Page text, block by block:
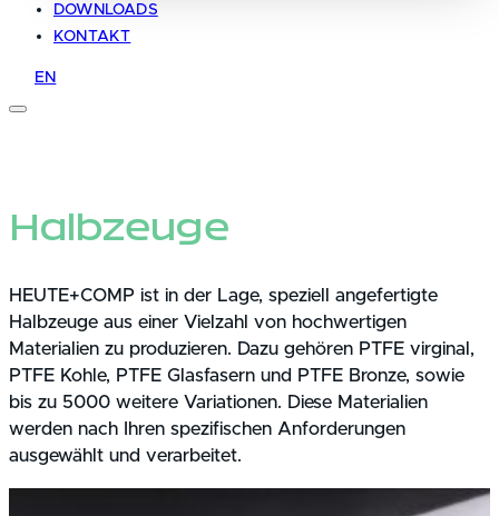
DOWNLOADS
KONTAKT
EN
Halbzeuge
HEUTE+COMP ist in der Lage, speziell angefertigte
Halbzeuge aus einer Vielzahl von hochwertigen
Materialien zu produzieren. Dazu gehören PTFE virginal,
PTFE Kohle, PTFE Glasfasern und PTFE Bronze, sowie
bis zu 5000 weitere Variationen. Diese Materialien
werden nach Ihren spezifischen Anforderungen
ausgewählt und verarbeitet.